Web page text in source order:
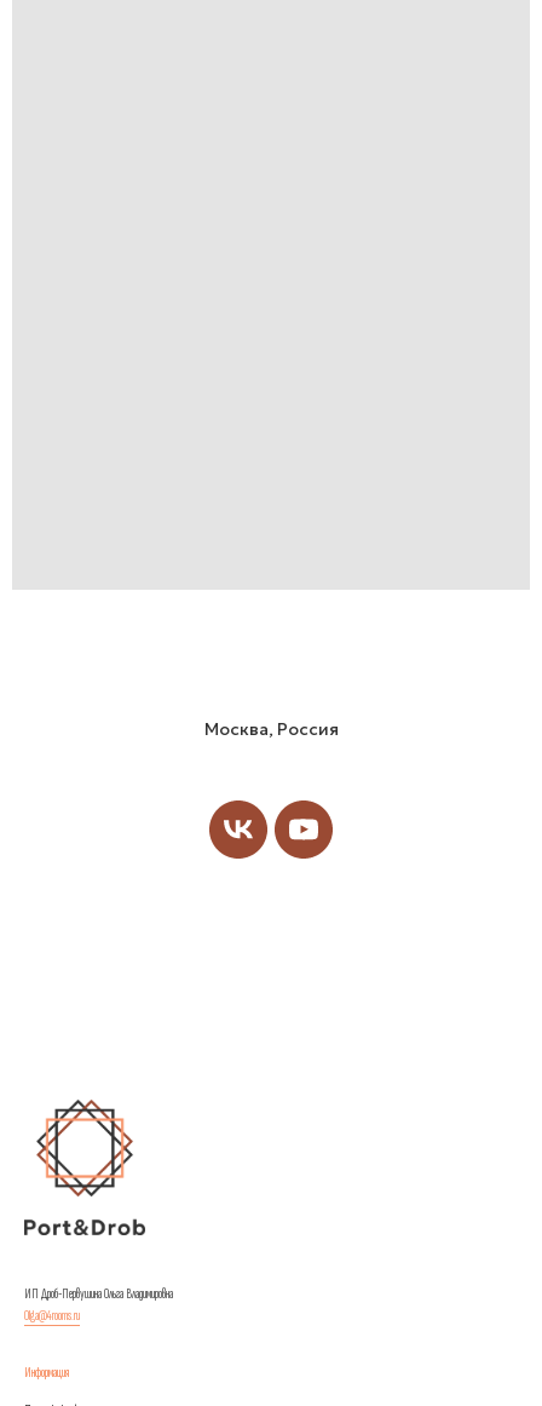
Москва, Россия
ИП Дроб-Первушина Ольга Владимировна
Olga@4rooms.ru
Информация